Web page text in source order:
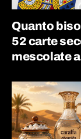
Quanto
52 carte
mescolate